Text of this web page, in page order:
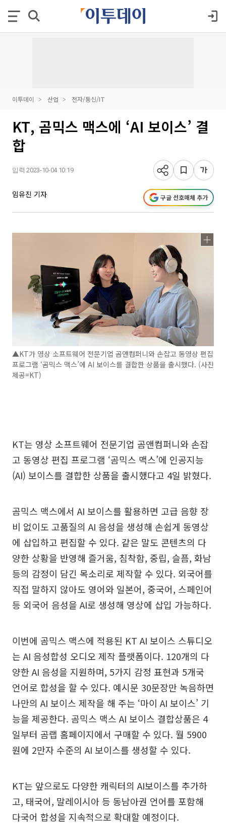
이투데이 산업 전자/통신/IT
KT, 곰믹스 맥스에 ‘AI 보이스’ 결
합
입력 2023-10-04 10:19
임유진 기자 구글 선호매체 추가
▲KT가 영상 소프트웨어 전문기업 곰앤컴퍼니와 손잡고 동영상 편집
프로그램 ‘곰믹스 맥스’에 AI 보이스를 결합한 상품을 출시했다. (사진
제공=KT)
KT는 영상 소프트웨어 전문기업 곰앤컴퍼니와 손잡
고 동영상 편집 프로그램 ‘곰믹스 맥스’에 인공지능
(AI) 보이스를 결합한 상품을 출시했다고 4일 밝혔다.
곰믹스 맥스에서 AI 보이스를 활용하면 고급 음향 장
비 없이도 고품질의 AI 음성을 생성해 손쉽게 동영상
에 삽입하고 편집할 수 있다. 같은 말도 콘텐츠의 다
양한 상황을 반영해 즐거움, 침착함, 중립, 슬픔, 화남
등의 감정이 담긴 목소리로 제작할 수 있다. 외국어를
직접 말하지 않아도 영어와 일본어, 중국어, 스페인어
등 외국어 음성을 AI로 생성해 영상에 삽입 가능하다.
이번에 곰믹스 맥스에 적용된 KT AI 보이스 스튜디오
는 AI 음성합성 오디오 제작 플랫폼이다. 120개의 다
양한 AI 음성을 지원하며, 5가지 감정 표현과 5개국
언어로 합성을 할 수 있다. 예시문 30문장만 녹음하면
나만의 AI 보이스 제작을 해 주는 ‘마이 AI 보이스’ 기
능을 제공한다. 곰믹스 맥스 AI 보이스 결합상품은 4
일부터 곰랩 홈페이지에서 구매할 수 있다. 월 5900
원에 2만자 수준의 AI 보이스를 생성할 수 있다.
KT는 앞으로도 다양한 캐릭터의 AI보이스를 추가하
고, 태국어, 말레이시아 등 동남아권 언어를 포함해
다국어 합성을 지속적으로 확대할 예정이다.